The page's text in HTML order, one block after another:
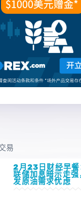
易
2月23日财经早餐
联储加息暗示走强
发原油需求忧虑